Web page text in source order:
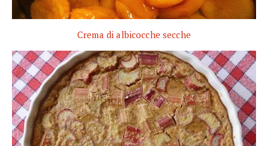
Crema di albicocche secche